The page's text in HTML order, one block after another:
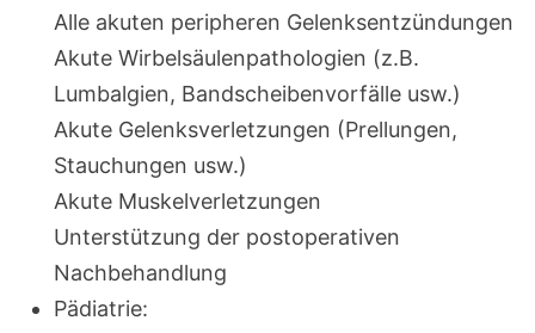
Alle akuten peripheren Gelenksentzündungen
Akute Wirbelsäulenpathologien (z.B.
Lumbalgien, Bandscheibenvorfälle usw.)
Akute Gelenksverletzungen (Prellungen,
Stauchungen usw.)
Akute Muskelverletzungen
Unterstützung der postoperativen
Nachbehandlung
Pädiatrie: